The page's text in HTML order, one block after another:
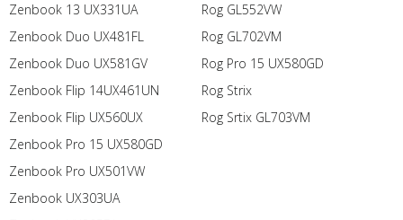
Zenbook 13 UX331UA
Zenbook Duo UX481FL
Zenbook Duo UX581GV
Zenbook Flip 14UX461UN
Zenbook Flip UX560UX
Zenbook Pro 15 UX580GD
Zenbook Pro UX501VW
Zenbook UX303UA
Rog GL552VW
Rog GL702VM
Rog Pro 15 UX580GD
Rog Strix
Rog Srtix GL703VM